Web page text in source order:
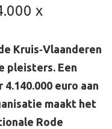
x
Kruis‑Vlaanderen
pleisters. Een
euro aan
maakt het
Rode